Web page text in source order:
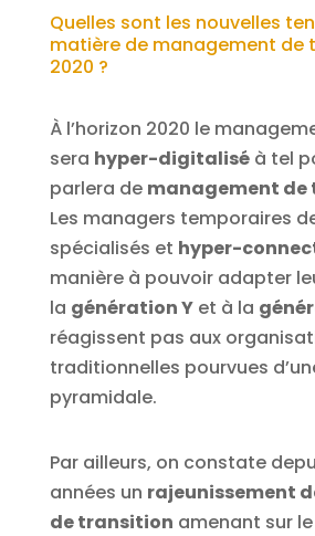
Quelles sont les nouvelles
matière de management de
2020 ?
À l’horizon 2020 le
sera hyper-digitaliséà tel
parlera de management
Les managers temporaires
spécialisés et hyper-
manière à pouvoir adapter
la génération Yet à la
réagissent pas aux
traditionnelles pourvues
pyramidale.
Par ailleurs, on constate
années un rajeunissement
de transition amenant sur